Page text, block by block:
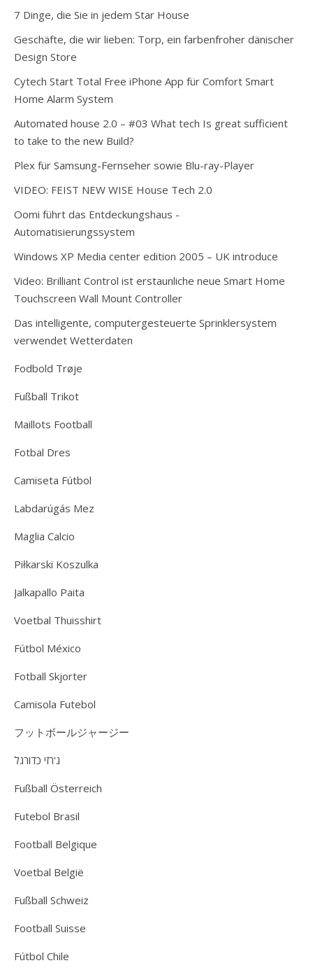
7 Dinge, die Sie in jedem Star House
Geschäfte, die wir lieben: Torp, ein farbenfroher dänischer
Design Store
Cytech Start Total Free iPhone App für Comfort Smart
Home Alarm System
Automated house 2.0 – #03 What tech Is great sufficient
to take to the new Build?
Plex für Samsung-Fernseher sowie Blu-ray-Player
VIDEO: FEIST NEW WISE House Tech 2.0
Oomi führt das Entdeckungshaus -
Automatisierungssystem
Windows XP Media center edition 2005 – UK introduce
Video: Brilliant Control ist erstaunliche neue Smart Home
Touchscreen Wall Mount Controller
Das intelligente, computergesteuerte Sprinklersystem
verwendet Wetterdaten
Fodbold Trøje
Fußball Trikot
Maillots Football
Fotbal Dres
Camiseta Fútbol
Labdarúgás Mez
Maglia Calcio
Piłkarski Koszulka
Jalkapallo Paita
Voetbal Thuisshirt
Fútbol México
Fotball Skjorter
Camisola Futebol
フットボールジャージー
ג'רזי כדורגל
Fußball Österreich
Futebol Brasil
Football Belgique
Voetbal België
Fußball Schweiz
Football Suisse
Fútbol Chile